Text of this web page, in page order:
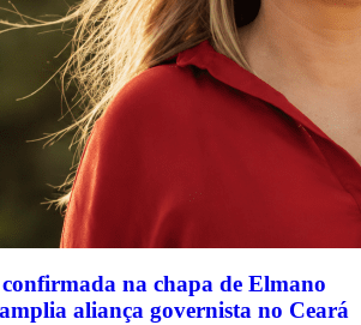
na chapa de Elmano
aliança governista no Ceará